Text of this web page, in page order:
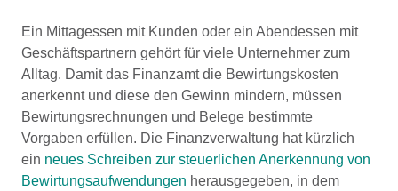
Ein Mittagessen mit Kunden oder ein Abendessen mit
Geschäftspartnern gehört für viele Unternehmer zum
Alltag. Damit das Finanzamt die Bewirtungskosten
anerkennt und diese den Gewinn mindern, müssen
Bewirtungsrechnungen und Belege bestimmte
Vorgaben erfüllen. Die Finanzverwaltung hat kürzlich
ein neues Schreiben zur steuerlichen Anerkennung von
Bewirtungsaufwendungen herausgegeben, in dem